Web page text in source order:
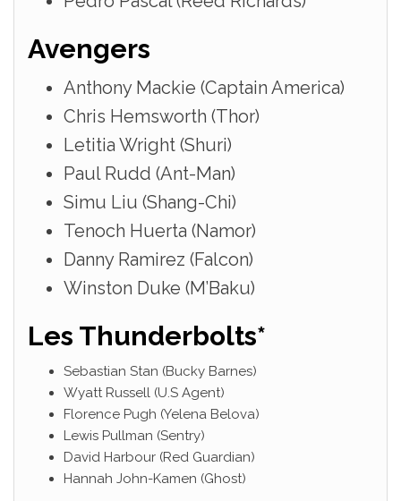
Avengers
Anthony Mackie (Captain America)
Chris Hemsworth (Thor)
Letitia Wright (Shuri)
Paul Rudd (Ant-Man)
Simu Liu (Shang-Chi)
Tenoch Huerta (Namor)
Danny Ramirez (Falcon)
Winston Duke (M’Baku)
Les Thunderbolts*
Sebastian Stan (Bucky Barnes)
Wyatt Russell (U.S Agent)
Florence Pugh (Yelena Belova)
Lewis Pullman (Sentry)
David Harbour (Red Guardian)
Hannah John-Kamen (Ghost)